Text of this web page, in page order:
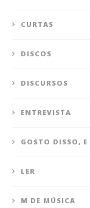
CURTAS
DISCOS
DISCURSOS
ENTREVISTA
GOSTO DISSO, E
LER
M DE MÚSICA